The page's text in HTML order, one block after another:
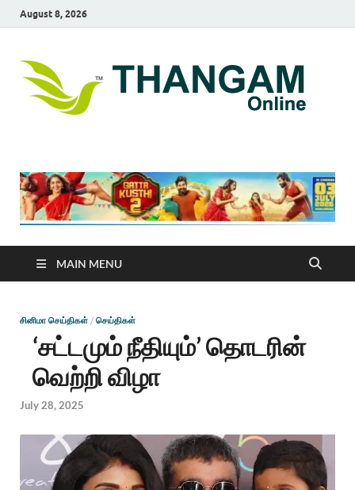
August 8, 2026
MAIN MENU
சினிமா செய்திகள் / செய்திகள்
‘சட்டமும் நீதியும்’ தொடரின்
வெற்றி விழா
July 28, 2025